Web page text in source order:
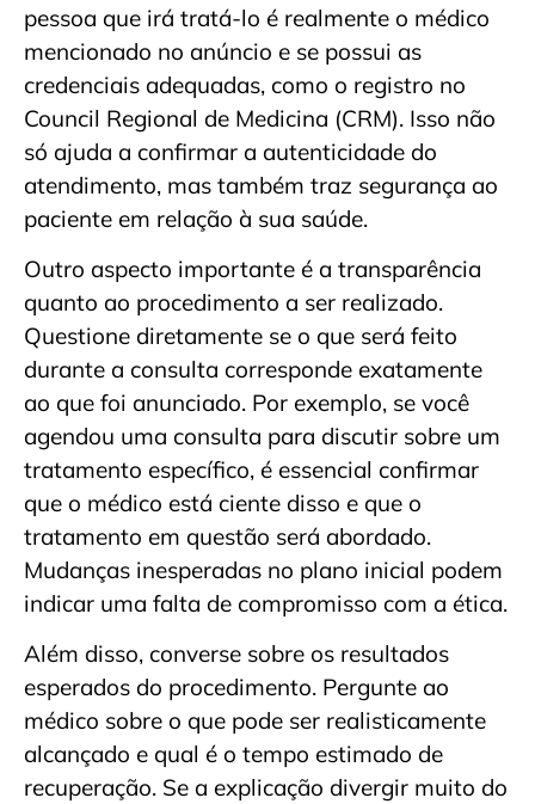
pessoa que irá tratá-lo é realmente o médico
mencionado no anúncio e se possui as
credenciais adequadas, como o registro no
Council Regional de Medicina (CRM). Isso não
só ajuda a confirmar a autenticidade do
atendimento, mas também traz segurança ao
paciente em relação à sua saúde.
Outro aspecto importante é a transparência
quanto ao procedimento a ser realizado.
Questione diretamente se o que será feito
durante a consulta corresponde exatamente
ao que foi anunciado. Por exemplo, se você
agendou uma consulta para discutir sobre um
tratamento específico, é essencial confirmar
que o médico está ciente disso e que o
tratamento em questão será abordado.
Mudanças inesperadas no plano inicial podem
indicar uma falta de compromisso com a ética.
Além disso, converse sobre os resultados
esperados do procedimento. Pergunte ao
médico sobre o que pode ser realisticamente
alcançado e qual é o tempo estimado de
recuperação. Se a explicação divergir muito do